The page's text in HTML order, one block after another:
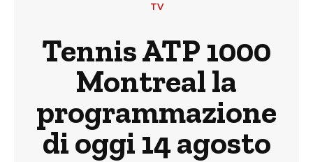
TV
Tennis ATP 1000
Montreal la
programmazione
di oggi 14 agosto